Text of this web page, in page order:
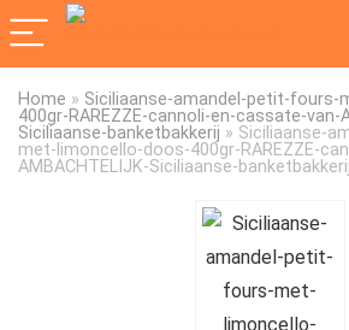
Home » Siciliaanse-amandel-petit-fours-
400gr-RAREZZE-cannoli-en-cassate-van-
Siciliaanse-banketbakkerij » Siciliaanse-
met-limoncello-doos-400gr-RAREZZE-
AMBACHTELIJK-Siciliaanse-banketbakkerij